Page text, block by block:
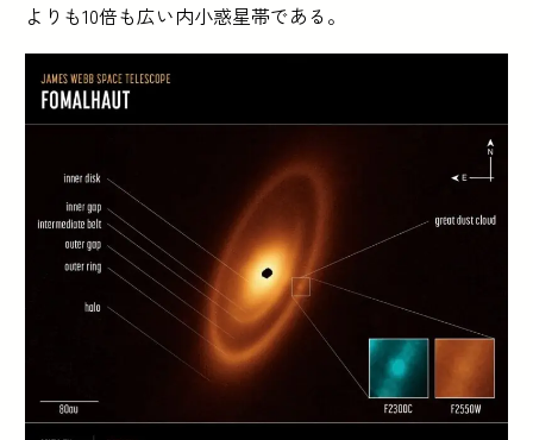
よりも10倍も広い内小惑星帯である。